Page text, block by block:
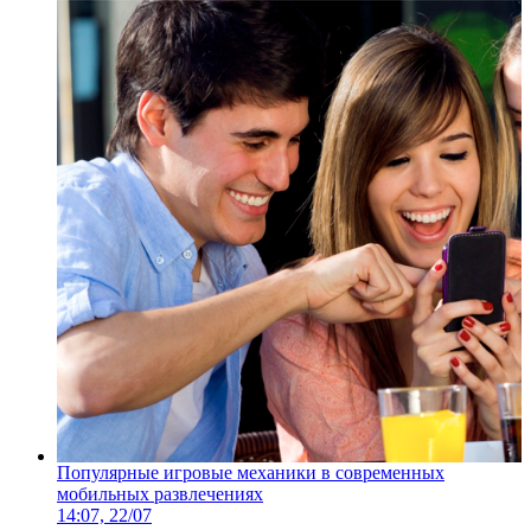
Популярные игровые механики в современных
мобильных развлечениях
14:07, 22/07